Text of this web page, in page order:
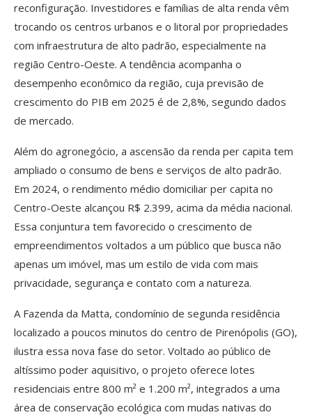
reconfiguração. Investidores e famílias de alta renda vêm
trocando os centros urbanos e o litoral por propriedades
com infraestrutura de alto padrão, especialmente na
região Centro-Oeste. A tendência acompanha o
desempenho econômico da região, cuja previsão de
crescimento do PIB em 2025 é de 2,8%, segundo dados
de mercado.
Além do agronegócio, a ascensão da renda per capita tem
ampliado o consumo de bens e serviços de alto padrão.
Em 2024, o rendimento médio domiciliar per capita no
Centro-Oeste alcançou R$ 2.399, acima da média nacional.
Essa conjuntura tem favorecido o crescimento de
empreendimentos voltados a um público que busca não
apenas um imóvel, mas um estilo de vida com mais
privacidade, segurança e contato com a natureza.
A Fazenda da Matta, condomínio de segunda residência
localizado a poucos minutos do centro de Pirenópolis (GO),
ilustra essa nova fase do setor. Voltado ao público de
altíssimo poder aquisitivo, o projeto oferece lotes
residenciais entre 800 m² e 1.200 m², integrados a uma
área de conservação ecológica com mudas nativas do